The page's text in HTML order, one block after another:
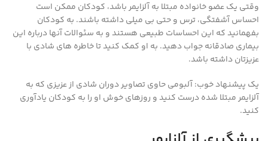
وقتی یک عضو خانواده مبتلا به آلزایمر باشد، کودکان ممکن است
احساس آشفتگی، ترس و حتی بی میلی داشته باشند. به کودکان
بفهمانید که این احساسات طبیعی هستند و به سئوالات آنها درباره این
بیماری صادقانه جواب دهید. به او کمک کنید تا خاطره های شادی با
عزیزتان داشته باشد.
یک پیشنهاد خوب: آلبومی حاوی تصاویر دوران شادی از عزیزی که به
آلزایمر مبتلا شده درست کنید و روزهای خوش او را به کودکان یادآوری
کنید.